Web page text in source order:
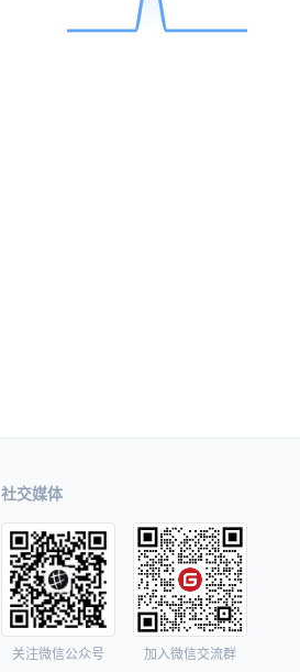
社交媒体
关注微信公众号 加入微信交流群